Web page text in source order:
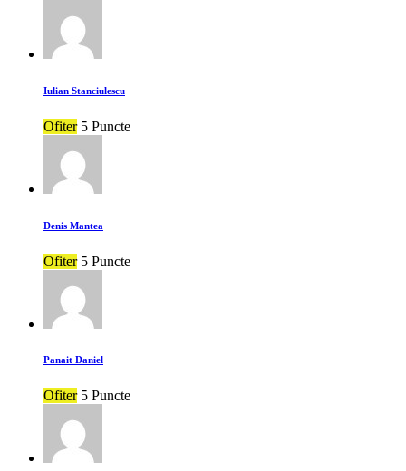
Iulian Stanciulescu
Ofiter 5 Puncte
Denis Mantea
Ofiter 5 Puncte
Panait Daniel
Ofiter 5 Puncte